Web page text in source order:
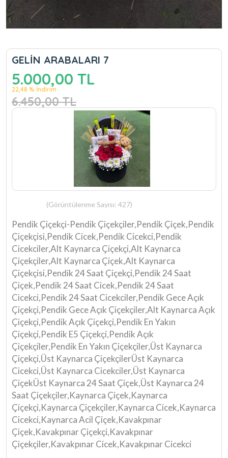
GELİN ARABALARI 7
5.000,00 TL
22,48 % İndirim
6.450,00 TL
(Görüntülenme Sayısı: 427)
Pendik Çiçekçi-Pendik Çiçekçiler,Pendik Çiçek,Pendik
Çiçekçisi,Pendik Cicek,Pendik Cicekci,Pendik
Cicekciler,Alt Kaynarca Çiçekçi,Alt Kaynarca
Çiçekçiler,Alt Kaynarca Çiçek,Alt Kaynarca
Çiçekçisi,Pendik 24 Saat Çiçekçi,Pendik 24 Saat
Çiçek,Pendik 24 Saat Cicek,Pendik 24 Saat
Cicekci,Pendik 24 Saat Cicekciler,Pendik Gece Açık
Çiçekçi,Pendik Gece Açık Çiçekçiler,Alt Kaynarca Açık
Çiçekçi,Pendik Açık Çiçekçi,Pendik En Yakın
Çiçekçi,Pendik E5 Çiçekçi,Pendik Açık
Çiçekçiler,Pendik En Yakın Çiçekçiler,Üst Kaynarca
Çiçekçi,Üst Kaynarca ÇiçekçilerÜst Kaynarca
Cicekci,Üst Kaynarca Cicekciler,Üst Kaynarca
ÇiçekÜst Kaynarca 24 Saat Çiçek,Üst Kaynarca 24
Saat Çiçekçiler,Kaynarca Çiçek,Kaynarca
Çiçekçi,Kaynarca Çiçekçiler,Kaynarca Cicek,Kaynarca
Cicekci,Kaynarca Acil Çiçek,Kavakpınar
Çiçek,Kavakpınar Çiçekçi,Kavakpınar
Çiçekçiler,Kavakpınar Cicek,Kavakpınar Cicekci